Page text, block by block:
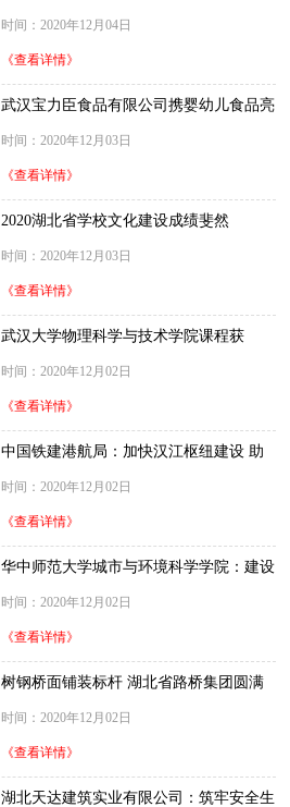
时间：2020年12月04日
《查看详情》
武汉宝力臣食品有限公司携婴幼儿食品亮
时间：2020年12月03日
《查看详情》
2020湖北省学校文化建设成绩斐然
时间：2020年12月03日
《查看详情》
武汉大学物理科学与技术学院课程获
时间：2020年12月02日
《查看详情》
中国铁建港航局：加快汉江枢纽建设 助
时间：2020年12月02日
《查看详情》
华中师范大学城市与环境科学学院：建设
时间：2020年12月02日
《查看详情》
树钢桥面铺装标杆 湖北省路桥集团圆满
时间：2020年12月02日
《查看详情》
湖北天达建筑实业有限公司：筑牢安全生